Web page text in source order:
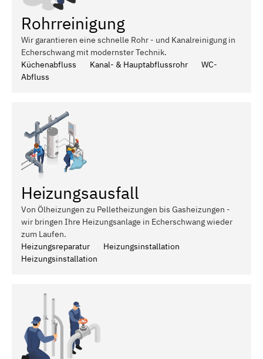
Rohrreinigung
Wir garantieren eine schnelle Rohr - und Kanalreinigung in
Echerschwang mit modernster Technik.
Küchenabfluss
Kanal- & Hauptabflussrohr
WC-
Abfluss
Heizungsausfall
Von Ölheizungen zu Pelletheizungen bis Gasheizungen -
wir bringen Ihre Heizungsanlage in Echerschwang wieder
zum Laufen.
Heizungsreparatur
Heizungsinstallation
Heizungsinstallation